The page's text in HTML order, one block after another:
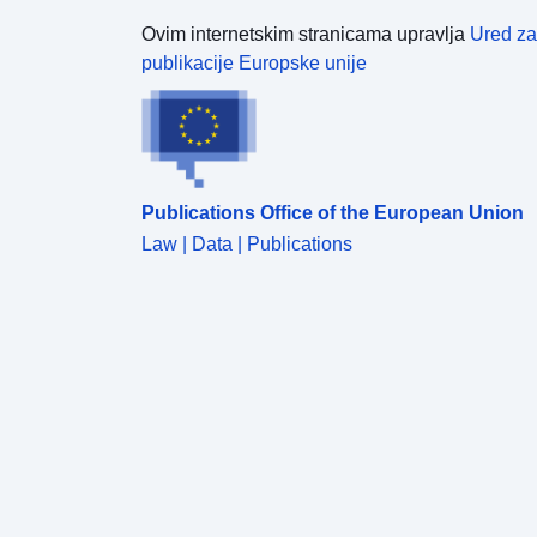
Ovim internetskim stranicama upravlja Ured za
publikacije Europske unije
Publications Office of the European Union
Law | Data | Publications